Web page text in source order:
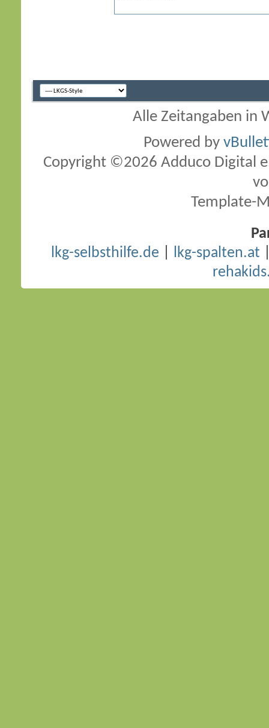
Alle Zeitangaben in
Powered by
Copyright ©2026 Adduco Digital
Template-
lkg-selbsthilfe.de
lkg-spalten.at